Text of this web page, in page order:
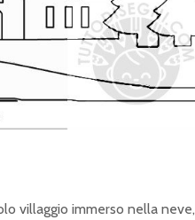
villaggio immerso nella neve,